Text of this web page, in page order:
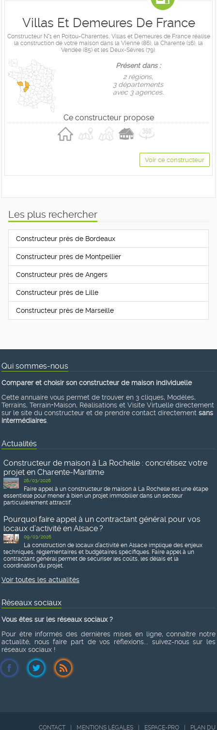
Villas Et Demeures De France
Constructeur N°1 en Poitou-Charentes, Villas et Demeures de France réalise
la construction de votre maison dans la Vienne (86), la Charente (16), la
Vendée (85) et les Deux-Sèvres (79).
Présent dans :
2 règions,
3 départements
avec 3 agences.
Ce constructeur propose
Voir ce constructeur
Les plus rechercher
Constructeur près de Bordeaux
Constructeur près de Montpellier
Constructeur près de Angers
Constructeur près de Lille
Constructeur près de Marseille
Qui sommes-nous
Comparer et choisir son constructeur de maison individuelle
Cette annuaire vous permet de trouver en 3 cliques, Modèles,
Terrains, Terrain+Maison, Réalisations et Visite Virtuelle directement
sur le site du constructeur et de prendre contact directement sans
intermédiaires
Actualités
Constructeur de maison à La Rochelle : concrétisez votre
projet en Charente-Maritime
26/03/2026
Faire appel à un constructeur de maison à La Rochelle est une étape
essentielle pour mener à bien un projet immobilier dans un secteur
particulièrement attractif.
Pourquoi faire appel à un contractant général pour vos
locaux d’activité en Alsace ?
09/03/2026
La construction de locaux d’activité en Alsace implique des enjeux
techniques, réglementaires et budgétaires spécifiques. Faire appel à un
contractant général permet de sécuriser les coûts, les délais et la
coordination du projet.
Voir toutes les actualités
Réseaux sociaux
Vous êtes sur les réseaux sociaux ?
Pour être informés des dernières mises en ligne, connaître notre
actualité, nous faire part de vos réflexions... suivez-nous sur les
réseaux sociaux !
CONTACT MENTIONS LÉGALES ESPACE-PRO PLAN DU